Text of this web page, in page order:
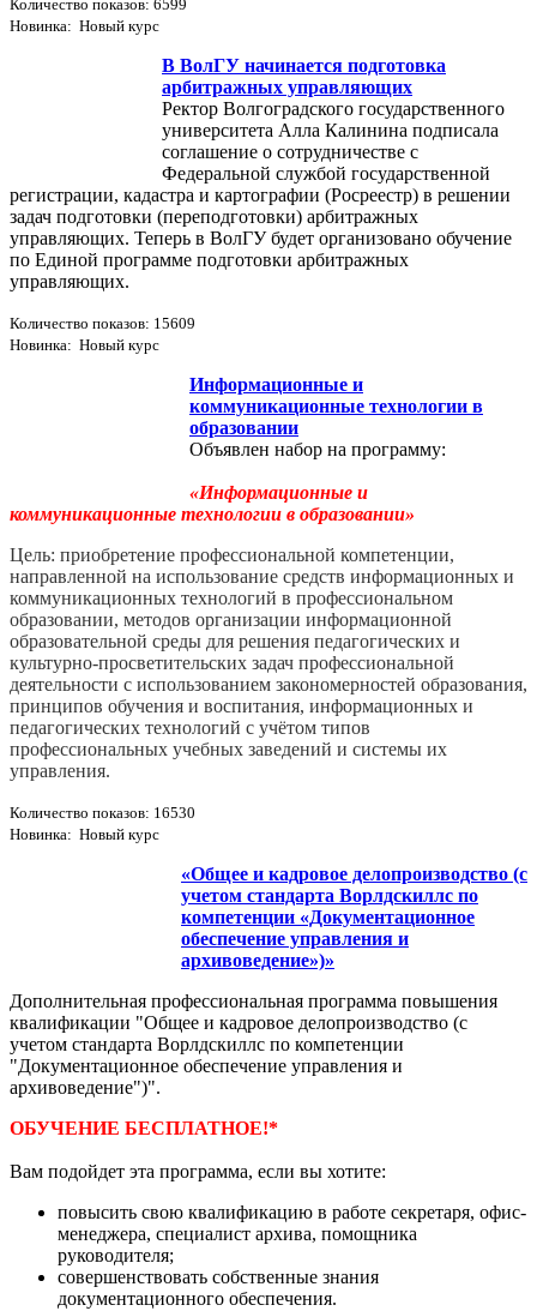
Количество показов: 6599
Новинка: Новый курс
В ВолГУ начинается подготовка
арбитражных управляющих
Ректор Волгоградского государственного
университета Алла Калинина подписала
соглашение о сотрудничестве с
Федеральной службой государственной
регистрации, кадастра и картографии (Росреестр) в решении
задач подготовки (переподготовки) арбитражных
управляющих. Теперь в ВолГУ будет организовано обучение
по Единой программе подготовки арбитражных
управляющих.
Количество показов: 15609
Новинка: Новый курс
Информационные и
коммуникационные технологии в
образовании
Объявлен набор на программу:
«Информационные и
коммуникационные технологии в образовании»
Цель: приобретение профессиональной компетенции,
направленной на использование средств информационных и
коммуникационных технологий в профессиональном
образовании, методов организации информационной
образовательной среды для решения педагогических и
культурно-­просветительских задач профессиональной
деятельности с использованием закономерностей образования,
принципов обучения и воспитания, информационных и
педагогических технологий с учётом типов
профессиональных учебных заведений и системы их
управления.
Количество показов: 16530
Новинка: Новый курс
«Общее и кадровое делопроизводство (с
учетом стандарта Ворлдскиллс по
компетенции «Документационное
обеспечение управления и
архивоведение»)»
Дополнительная профессиональная программа повышения
квалификации "Общее и кадровое делопроизводство (с
учетом стандарта Ворлдскиллс по компетенции
"Документационное обеспечение управления и
архивоведение")".
ОБУЧЕНИЕ БЕСПЛАТНОЕ!*
Вам подойдет эта программа, если вы хотите:
повысить свою квалификацию в работе секретаря, офис-
менеджера, специалист архива, помощника
руководителя;
совершенствовать собственные знания
документационного обеспечения.